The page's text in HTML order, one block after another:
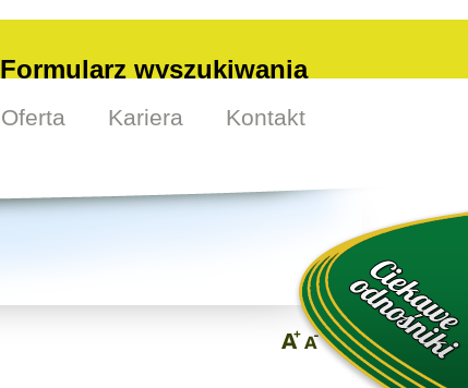
Formularz wyszukiwania
Szukaj
Oferta Kariera Kontakt